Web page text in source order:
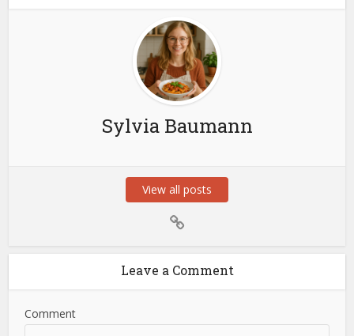
Sylvia Baumann
View all posts
Leave a Comment
Comment